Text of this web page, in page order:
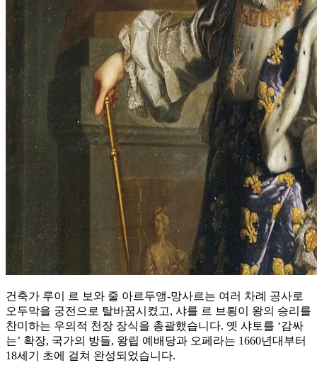
건축가 루이 르 보와 줄 아르두앵‑망사르는 여러 차례 공사로
오두막을 궁전으로 탈바꿈시켰고, 샤를 르 브룅이 왕의 승리를
찬미하는 우의적 천장 장식을 총괄했습니다. 옛 샤토를 ‘감싸
는’ 확장, 국가의 방들, 왕립 예배당과 오페라는 1660년대부터
18세기 초에 걸쳐 완성되었습니다.